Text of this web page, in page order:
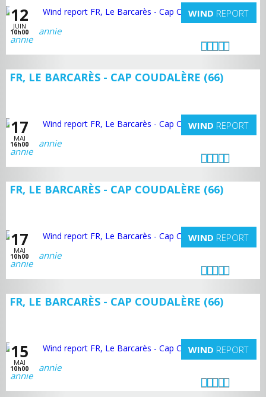
12
JUIN
10h00
WIND REPORT
annie
FR, LE BARCARÈS - CAP COUDALÈRE (66)
17
MAI
16h00
WIND REPORT
annie
FR, LE BARCARÈS - CAP COUDALÈRE (66)
17
MAI
10h00
WIND REPORT
annie
FR, LE BARCARÈS - CAP COUDALÈRE (66)
15
MAI
10h00
WIND REPORT
annie